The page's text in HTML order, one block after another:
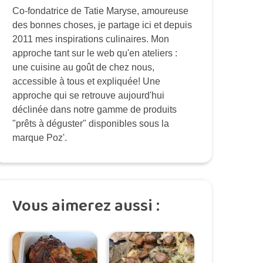
Co-fondatrice de Tatie Maryse, amoureuse
des bonnes choses, je partage ici et depuis
2011 mes inspirations culinaires. Mon
approche tant sur le web qu'en ateliers :
une cuisine au goût de chez nous,
accessible à tous et expliquée! Une
approche qui se retrouve aujourd'hui
déclinée dans notre gamme de produits
"prêts à déguster" disponibles sous la
marque Poz'.
Vous aimerez aussi :